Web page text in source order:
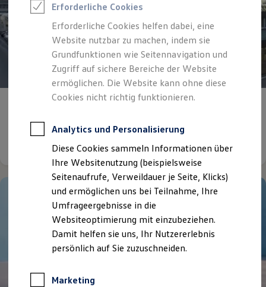
Elektroauto Leasing
Kleinwagen-Leasing
Leasing ohne Anzahlung
Finanzierung
Autokredit mit Schlussrate
Versicherungen und Garantien
Kfz-Versicherung
Restschuldversicherungen
Garantien
Professional Class bei Volkswagen
Behörden
Direktkunden
Sonderfahrzeuge
Anpfiff zum Gewinn
Elektromobilität
Elektroautos
ID. Tutorials
Elektrofahrzeugkonzepte
ID. EVERY1
Reichweite
Rekuperation
Herzlich willkommen bei
Details ansehen
Erforderliche Cookies
Erforderliche Cookies helfen dabei, eine
Website nutzbar zu machen, indem sie
Grundfunktionen wie Seitennavigation und
Zugriff auf sichere Bereiche der Website
ermöglichen. Die Website kann ohne diese
Cookies nicht richtig funktionieren.
Analytics und Personalisierung
Diese Cookies sammeln Informationen über
Ihre Websitenutzung (beispielsweise
Seitenaufrufe, Verweildauer je Seite, Klicks)
und ermöglichen uns bei Teilnahme, Ihre
Umfrageergebnisse in die
Websiteoptimierung mit einzubeziehen.
Damit helfen sie uns, Ihr Nutzererlebnis
persönlich auf Sie zuzuschneiden.
Marketing